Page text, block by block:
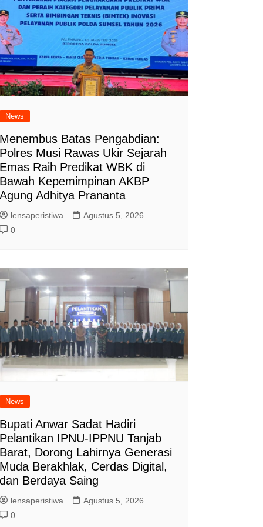
News
Batas Pengabdian:
Musi Rawas Ukir Sejarah
Raih Predikat WBK di
Kepemimpinan AKBP
Adhitya Prananta
lensaperistiwa
Agustus 5, 2026
0
News
Anwar Sadat Hadiri
IPNU-IPPNU Tanjab
Dorong Lahirnya Generasi
Berakhlak, Cerdas Digital,
Berdaya Saing
lensaperistiwa
Agustus 5, 2026
0